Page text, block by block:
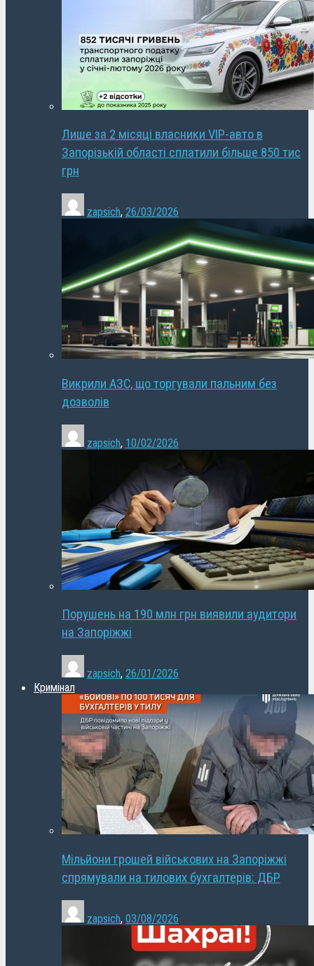
Лише за 2 місяці власники VIP-авто в
Запорізькій області сплатили більше 850 тис
грн
zapsich, 26/03/2026
Викрили АЗС, що торгували пальним без
дозволів
zapsich, 10/02/2026
Порушень на 190 млн грн виявили аудитори
на Запоріжжі
zapsich, 26/01/2026
Кримінал
Мільйони грошей військових на Запоріжжі
спрямували на тилових бухгалтерів: ДБР
zapsich, 03/08/2026